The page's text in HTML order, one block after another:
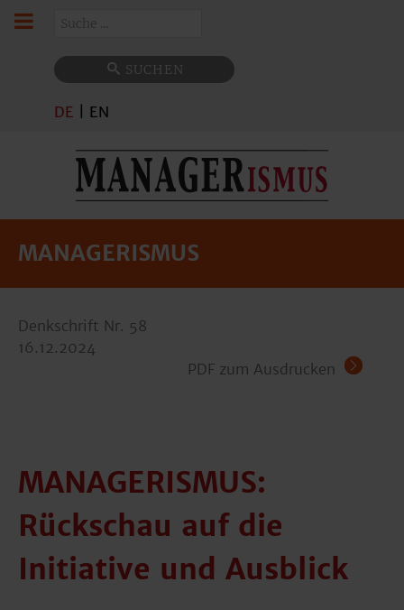
SUCHEN
DE EN
MANAGERISMUS
Denkschrift Nr. 58
16.12.2024
PDF zum Ausdrucken
MANAGERISMUS:
Rückschau auf die
Initiative und Ausblick